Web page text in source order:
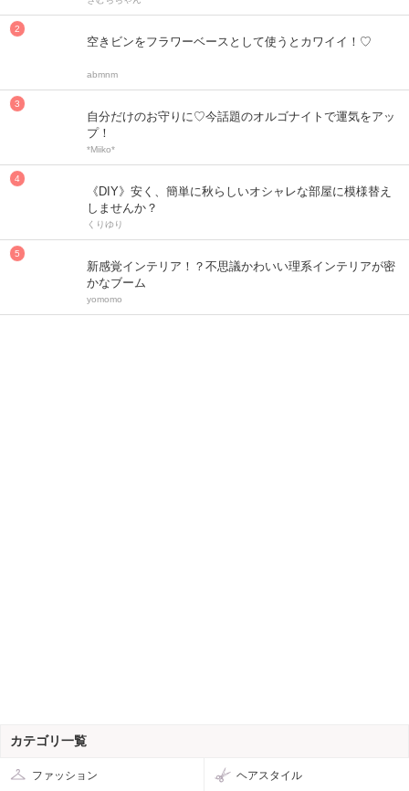
空きビンをフラワーベースとして使うとカワイイ！♡
abmnm
自分だけのお守りに♡今話題のオルゴナイトで運気をアッ
プ！
*Miiko*
《DIY》安く、簡単に秋らしいオシャレな部屋に模様替え
しませんか？
くりゆり
新感覚インテリア！？不思議かわいい理系インテリアが密
かなブーム
yomomo
カテゴリ一覧
ファッション ヘアスタイル